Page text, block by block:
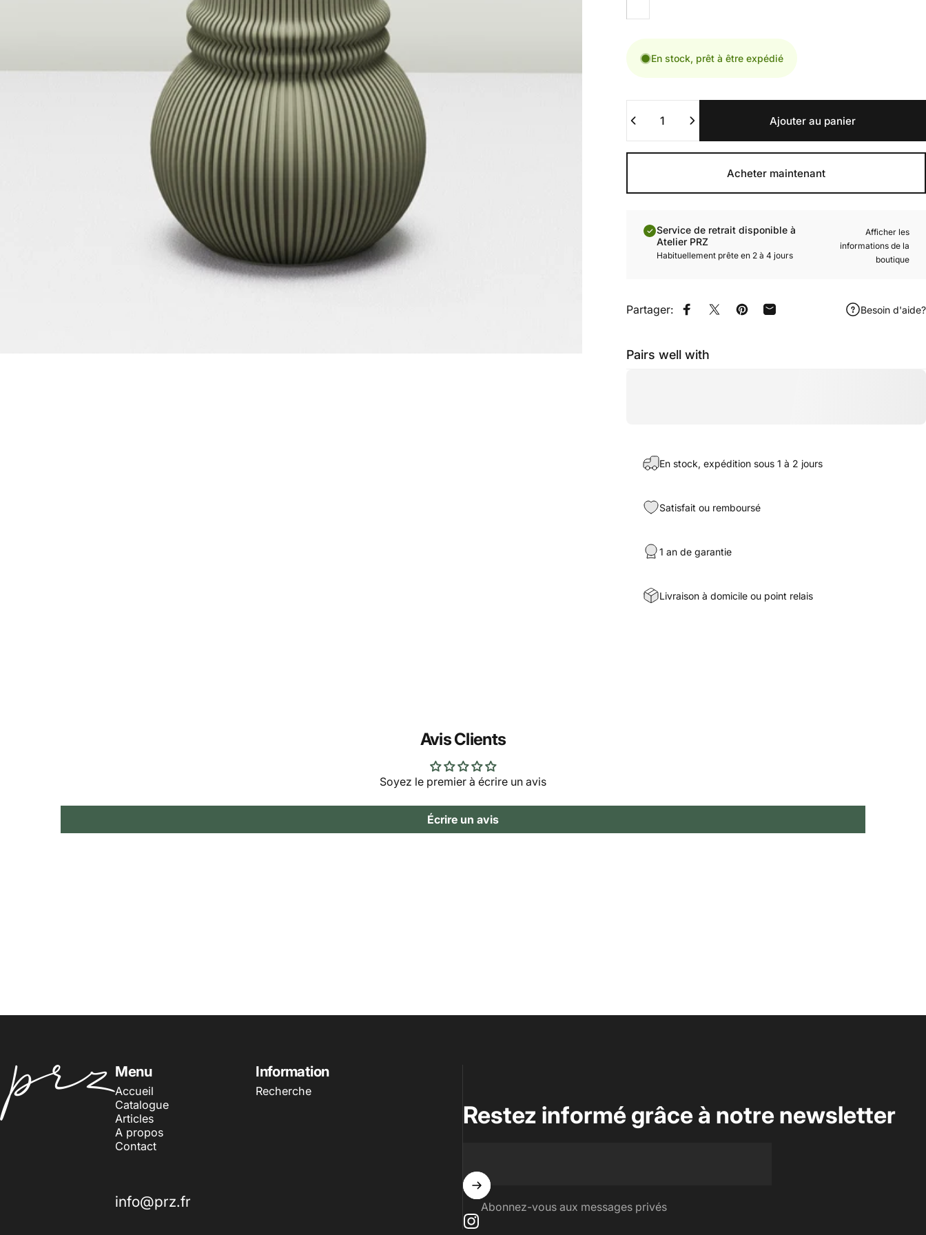
En stock, prêt à être expédié
Ajouter au panier
Acheter maintenant
Service de retrait disponible à
Atelier PRZ
Habituellement prête en 2 à 4 jours
Afficher les
informations de la
boutique
Partager: Partager sur Facebook
Partager sur X
Épingler sur Pinterest
Partager par EmailBesoin d'aide?
Pairs well with
En stock, expédition sous 1 à 2 jours
Satisfait ou remboursé
1 an de garantie
Livraison à domicile ou point relais
Avis Clients
Soyez le premier à écrire un avis
Écrire un avis
PRZ Menu
Accueil
Catalogue
Articles
A propos
Contact
Information
Recherche
info@prz.fr
Restez informé grâce à notre newsletter
Abonnez-vous aux messages privés